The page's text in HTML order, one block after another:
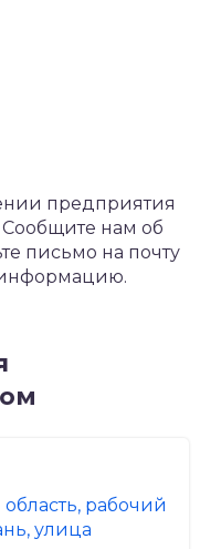
предприятия
нам об
письмо на почту
рабочий
улица